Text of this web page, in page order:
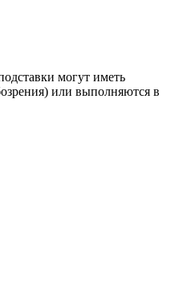
могут иметь
или выполняются в